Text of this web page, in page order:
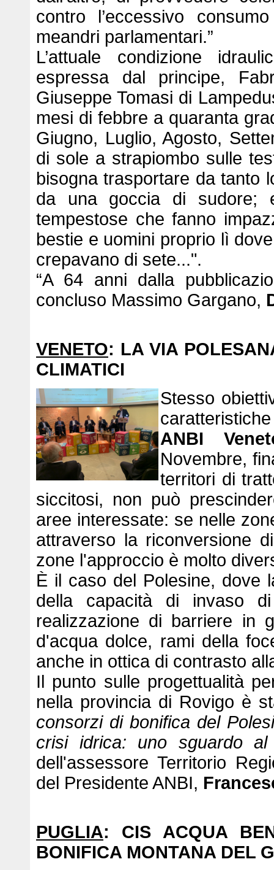
contro l’eccessivo
meandri parlamentari.”
L’attuale condizione
espressa dal principe,
Giuseppe Tomasi di
mesi di febbre a quaranta
Giugno, Luglio, Agosto,
di sole a strapiombo sulle
bisogna trasportare da tanto
da una goccia di sudore;
tempestose che fanno
bestie e uomini proprio lì
crepavano di sete...".
“A 64 anni dalla
concluso Massimo Gargano,
VENETO: LA VIA
CLIMATICI
Stesso
ANBI
Novembre,
territori di
siccitosi, non può
aree interessate: se nelle
attraverso la riconversione
zone l'approccio è molto
È il caso del Polesine, dove
della capacità di invaso
realizzazione di barriere in
d'acqua dolce, rami della
anche in ottica di contrasto
Il punto sulle progettualità
nella provincia di Rovigo è
consorzi di bonifica del
crisi idrica: uno sguardo al
dell'assessore Territorio
del Presidente ANBI,
PUGLIA: CIS ACQUA
BONIFICA MONTANA DEL